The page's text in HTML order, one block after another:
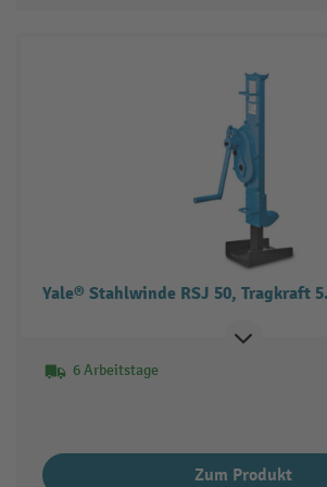
Yale® Stahlwinde RSJ 50, Tragkraft
6 Arbeitstage
Zum Produkt